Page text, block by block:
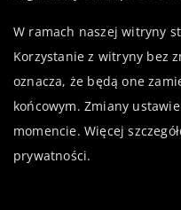
W ramach naszej witryny
Korzystanie z witryny bez
oznacza, że będą one
końcowym. Zmiany
momencie. Więcej
prywatności.